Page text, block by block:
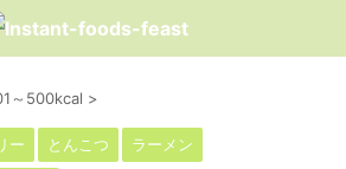
～500kcal >
ー とんこつ ラーメン